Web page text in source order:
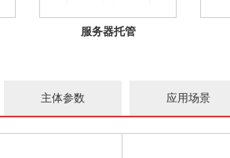
服务器托管
主体参数 应用场景